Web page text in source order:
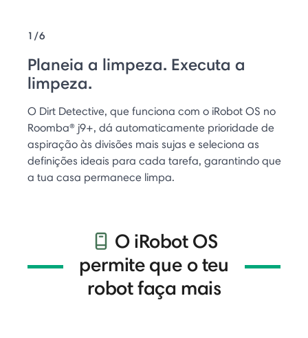
1/6
Planeia a limpeza. Executa a
limpeza.
O Dirt Detective, que funciona com o iRobot OS no
Roomba® j9+, dá automaticamente prioridade de
aspiração às divisões mais sujas e seleciona as
definições ideais para cada tarefa, garantindo que
a tua casa permanece limpa.
O iRobot OS
permite que o teu
robot faça mais